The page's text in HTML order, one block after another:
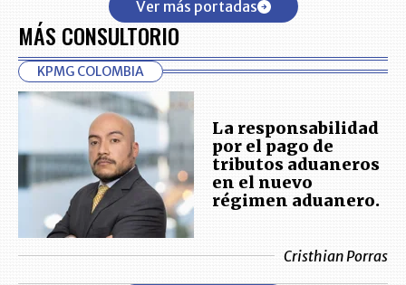
Ver más portadas
MÁS CONSULTORIO
KPMG COLOMBIA
La responsabilidad
por el pago de
tributos aduaneros
en el nuevo
régimen aduanero.
Cristhian Porras